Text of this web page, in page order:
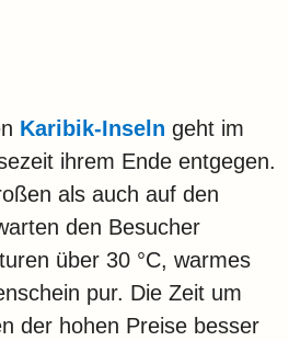
Karibik-Inseln geht im
ihrem Ende entgegen.
als auch auf den
den Besucher
über 30 °C, warmes
pur. Die Zeit um
der hohen Preise besser